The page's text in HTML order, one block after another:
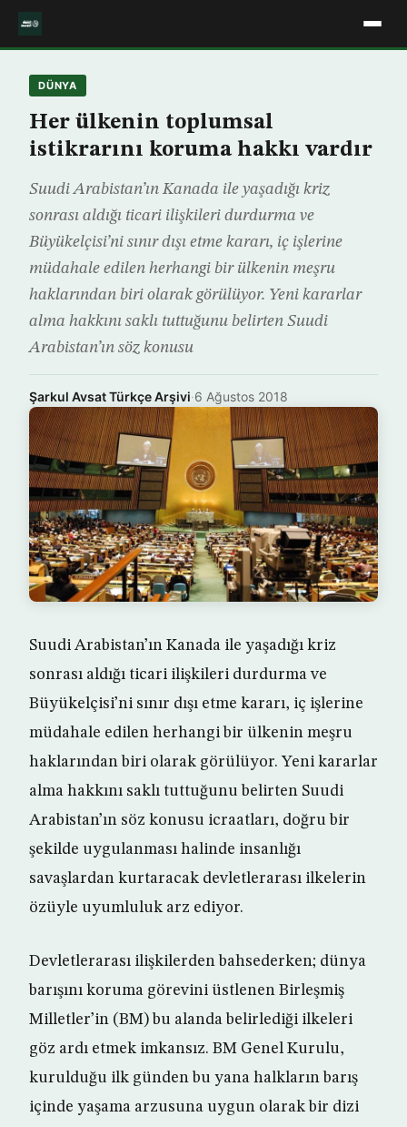
DÜNYA
Her ülkenin toplumsal
istikrarını koruma hakkı vardır
Suudi Arabistan’ın Kanada ile yaşadığı kriz
sonrası aldığı ticari ilişkileri durdurma ve
Büyükelçisi’ni sınır dışı etme kararı, iç işlerine
müdahale edilen herhangi bir ülkenin meşru
haklarından biri olarak görülüyor. Yeni kararlar
alma hakkını saklı tuttuğunu belirten Suudi
Arabistan’ın söz konusu
Şarkul Avsat Türkçe Arşivi·6 Ağustos 2018
Suudi Arabistan’ın Kanada ile yaşadığı kriz
sonrası aldığı ticari ilişkileri durdurma ve
Büyükelçisi’ni sınır dışı etme kararı, iç işlerine
müdahale edilen herhangi bir ülkenin meşru
haklarından biri olarak görülüyor. Yeni kararlar
alma hakkını saklı tuttuğunu belirten Suudi
Arabistan’ın söz konusu icraatları, doğru bir
şekilde uygulanması halinde insanlığı
savaşlardan kurtaracak devletlerarası ilkelerin
özüyle uyumluluk arz ediyor.
Devletlerarası ilişkilerden bahsederken; dünya
barışını koruma görevini üstlenen Birleşmiş
Milletler’in (BM) bu alanda belirlediği ilkeleri
göz ardı etmek imkansız. BM Genel Kurulu,
kurulduğu ilk günden bu yana halkların barış
içinde yaşama arzusuna uygun olarak bir dizi